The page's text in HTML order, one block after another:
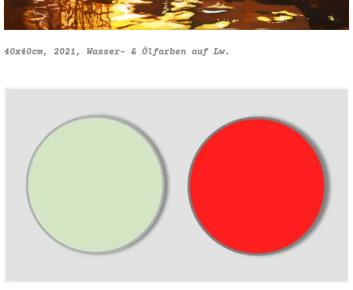
40x40cm, 2021, Wasser- & Ölfarben auf Lw.